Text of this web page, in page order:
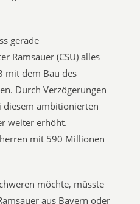
gerade
Ramsauer (CSU) alles
mit dem Bau des
Durch Verzögerungen
diesem ambitionierten
weiter erhöht.
mit 590 Millionen
möchte, müsste
aus Bayern oder